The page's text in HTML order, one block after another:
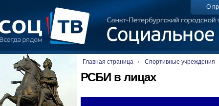
О
Главная страница Спортивные учреждения
РСБИ в лицах